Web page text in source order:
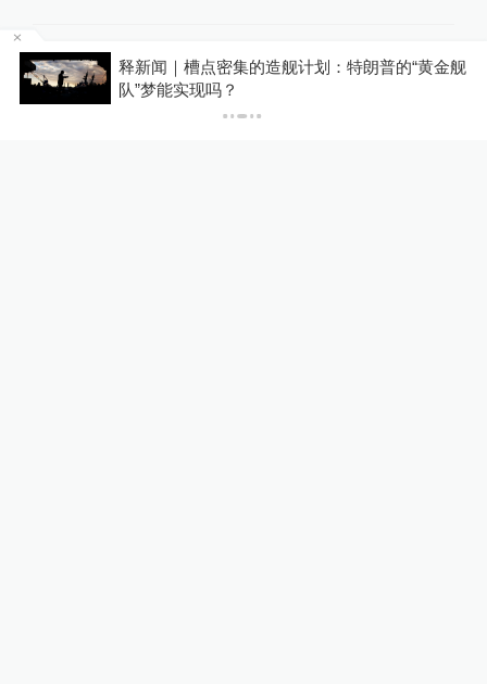
东航国内客票提前14天可免
费退改，其他航司如何规定？
10%公司 5小时前
释新闻｜槽点密集的造舰计划：特朗普的“黄金舰
队”梦能实现吗？